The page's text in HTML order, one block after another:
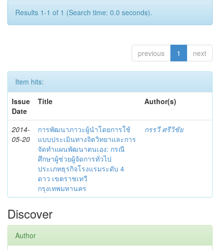
Results 1-1 of 1 (Search time: 0.0 seconds).
previous 1 next
Item hits:
Issue
Date
Title Author(s)
2014-
05-20
การพัฒนาภาวะผู้นำโดยการใช้
แบบประเมินทางจิตวิทยาและการ
จัดทำแผนพัฒนาตนเอง: กรณี
ศึกษาผู้ช่วยผู้จัดการทั่วไป
ประเภทธุรกิจโรงแรมระดับ 4
ดาว เขตราชเทวี
กรุงเทพมหานคร
กรรวี ศรีวิชัย
Discover
Author